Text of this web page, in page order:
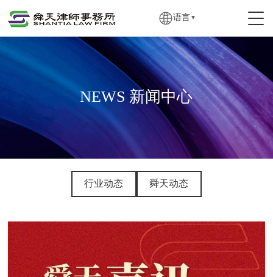
语言 ▼
NEWS 新闻中心
行业动态 舜天动态